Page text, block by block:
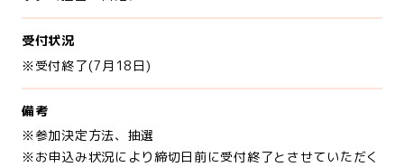
受付状況
※受付終了(7月18日)
備考
※参加決定方法、抽選
※お申込み状況により締切日前に受付終了とさせていただく